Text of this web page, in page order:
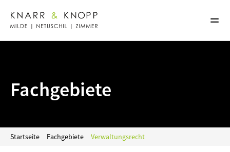
Kanzlei
Kontakt
Fachgebiete
Startseite Fachgebiete Verwaltungsrecht